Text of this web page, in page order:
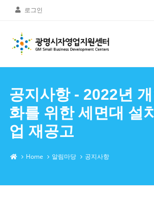
로그인
공지사항 - 2022년
화를 위한 세면대 설
업 재공고
Home 알림마당 공지사항